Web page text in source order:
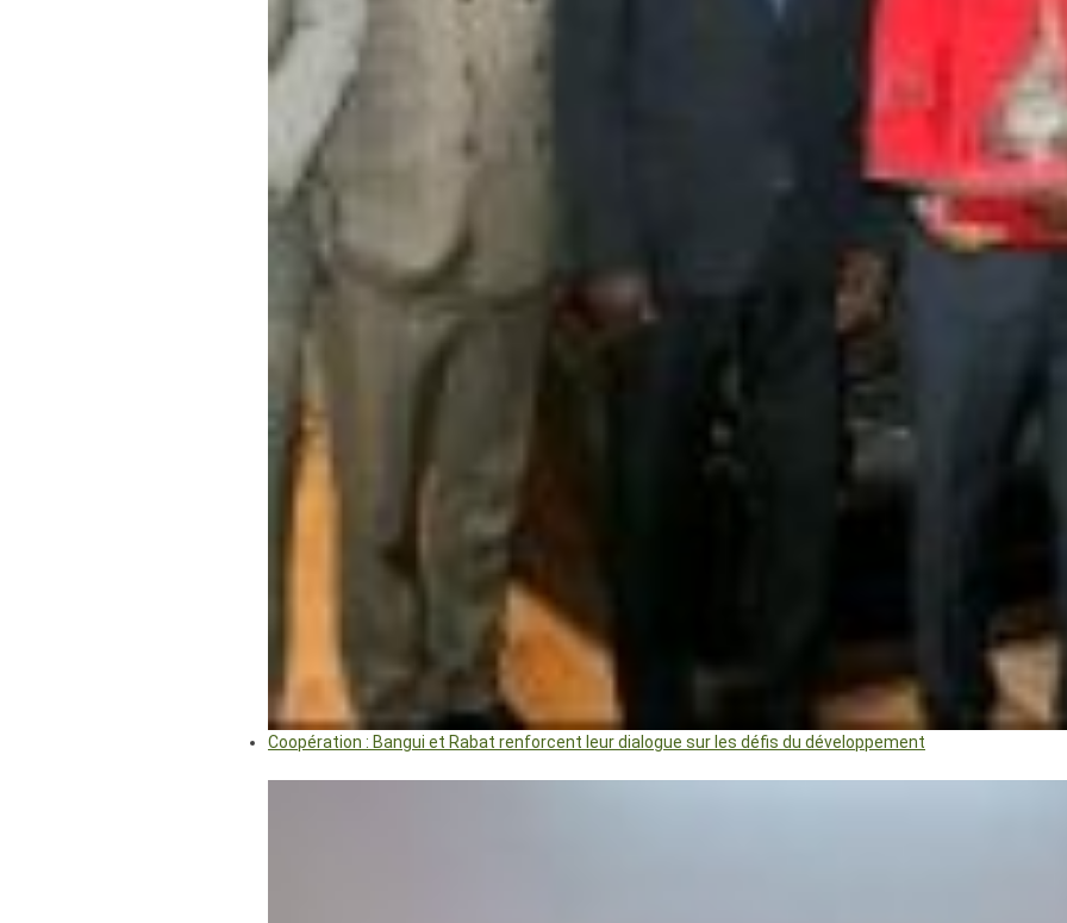
Coopération : Bangui et Rabat renforcent leur dialogue sur les défis du développement